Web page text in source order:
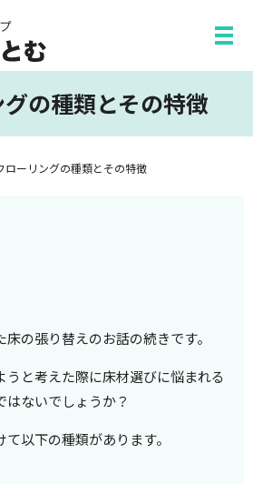
の種類とその特徴
ローリングの種類とその特徴
の張り替えのお話の続きです。
と考えた際に床材選びに悩まれる
ないでしょうか？
以下の種類があります。